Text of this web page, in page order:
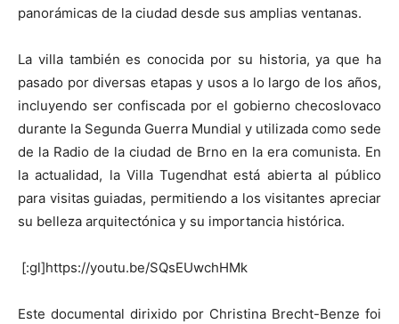
panorámicas de la ciudad desde sus amplias ventanas.
La villa también es conocida por su historia, ya que ha
pasado por diversas etapas y usos a lo largo de los años,
incluyendo ser confiscada por el gobierno checoslovaco
durante la Segunda Guerra Mundial y utilizada como sede
de la Radio de la ciudad de Brno en la era comunista. En
la actualidad, la Villa Tugendhat está abierta al público
para visitas guiadas, permitiendo a los visitantes apreciar
su belleza arquitectónica y su importancia histórica.
[:gl]https://youtu.be/SQsEUwchHMk
Este documental dirixido por Christina Brecht-Benze foi